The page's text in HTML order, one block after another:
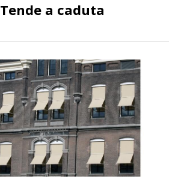
Tende a caduta